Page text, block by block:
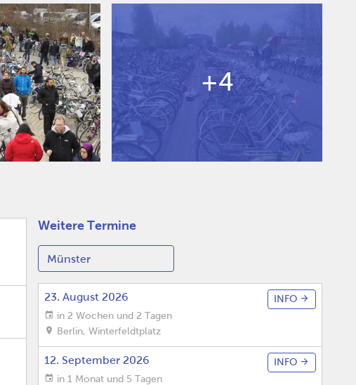
+4
Weitere Termine
23. August 2026
in 2 Wochen und 2 Tagen
Berlin, Winterfeldtplatz
INFO
12. September 2026
in 1 Monat und 5 Tagen
INFO